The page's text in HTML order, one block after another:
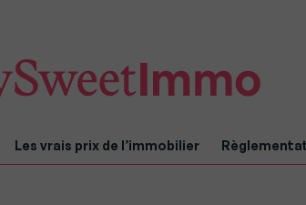
Les vrais prix de l’immobilier